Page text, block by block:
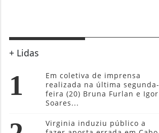
+ Lidas
1
Em coletiva de imprensa
realizada na última segunda-
feira (20) Bruna Furlan e Igor
Soares...
Virginia induziu público a